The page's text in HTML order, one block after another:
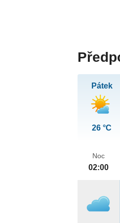
Pátek
26 °C
Noc
02:00